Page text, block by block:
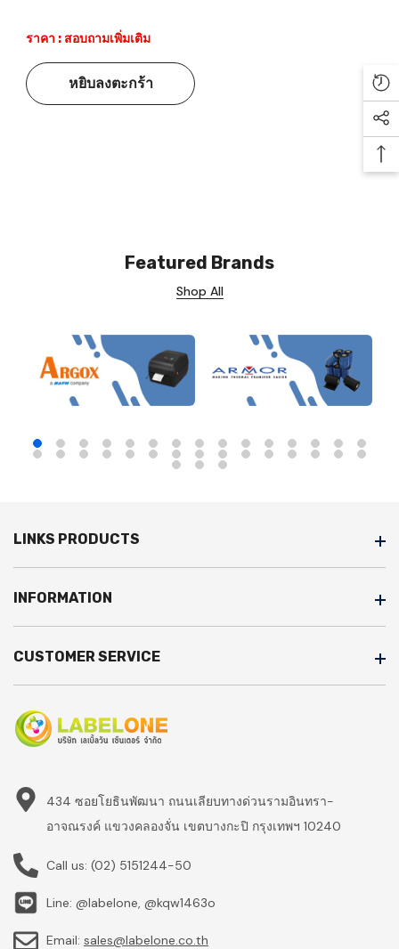
ราคา : สอบถามเพิ่มเติม
หยิบลงตะกร้า
Featured Brands
Shop All
LINKS PRODUCTS
INFORMATION
CUSTOMER SERVICE
434 ซอยโยธินพัฒนา ถนนเลียบทางด่วนรามอินทรา-
อาจณรงค์ แขวงคลองจั่น เขตบางกะปิ กรุงเทพฯ 10240
Call us: (02) 5151244-50
Line: @labelone, @kqw1463o
Email: sales@labelone.co.th